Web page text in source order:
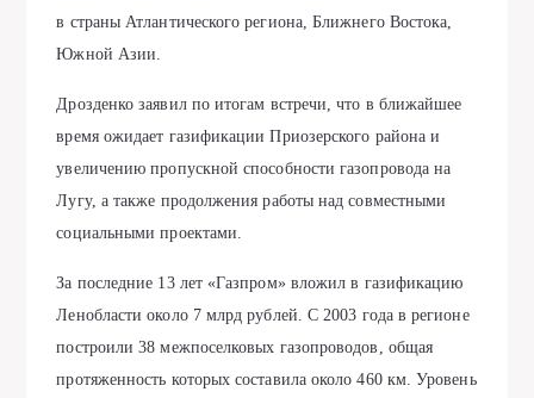
в страны Атлантического региона, Ближнего Востока,
Южной Азии.
Дрозденко заявил по итогам встречи, что в ближайшее
время ожидает газификации Приозерского района и
увеличению пропускной способности газопровода на
Лугу, а также продолжения работы над совместными
социальными проектами.
За последние 13 лет «Газпром» вложил в газификацию
Ленобласти около 7 млрд рублей. С 2003 года в регионе
построили 38 межпоселковых газопроводов, общая
протяженность которых составила около 460 км. Уровень